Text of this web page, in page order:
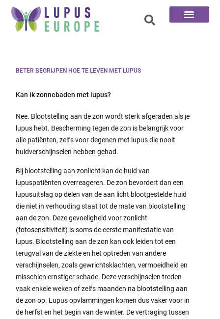
BETER BEGRIJPEN HOE TE LEVEN MET LUPUS
Kan ik zonnebaden met lupus?
Nee. Blootstelling aan de zon wordt sterk afgeraden als je
lupus hebt. Bescherming tegen de zon is belangrijk voor
alle patiënten, zelfs voor degenen met lupus die nooit
huidverschijnselen hebben gehad.
Bij blootstelling aan zonlicht kan de huid van
lupuspatiënten overreageren. De zon bevordert dan een
lupusuitslag op delen van de aan licht blootgestelde huid
die niet in verhouding staat tot de mate van blootstelling
aan de zon. Deze gevoeligheid voor zonlicht
(fotosensitiviteit) is soms de eerste manifestatie van
lupus. Blootstelling aan de zon kan ook leiden tot een
terugval van de ziekte en het optreden van andere
verschijnselen, zoals gewrichtsklachten, vermoeidheid en
misschien ernstiger schade. Deze verschijnselen treden
vaak enkele weken of zelfs maanden na blootstelling aan
de zon op. Lupus opvlammingen komen dus vaker voor in
de herfst en het begin van de winter. De vertraging tussen